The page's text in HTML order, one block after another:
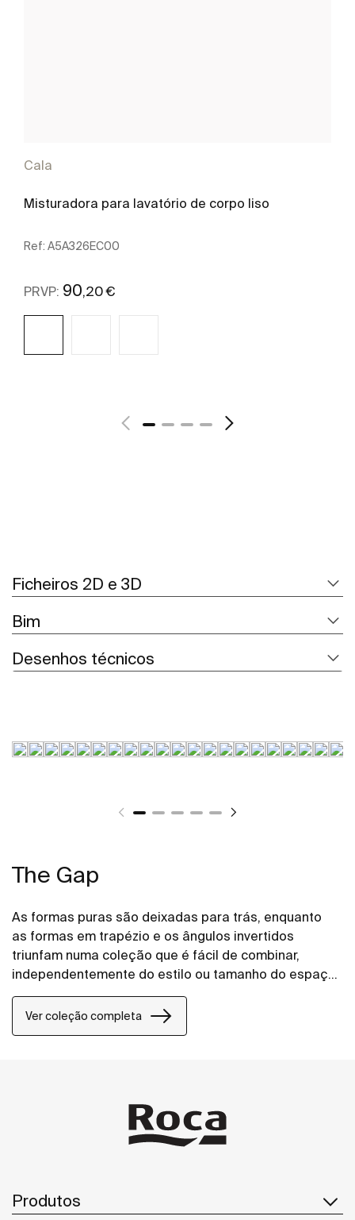
Cala
Misturadora para lavatório de corpo liso
Ref: A5A326EC00
PRVP: 90,20 €
Ficheiros 2D e 3D
Bim
Desenhos técnicos
The Gap
As formas puras são deixadas para trás, enquanto
as formas em trapézio e os ângulos invertidos
triunfam numa coleção que é fácil de combinar,
independentemente do estilo ou tamanho do espaço
de banho.
Ver coleção completa
Produtos